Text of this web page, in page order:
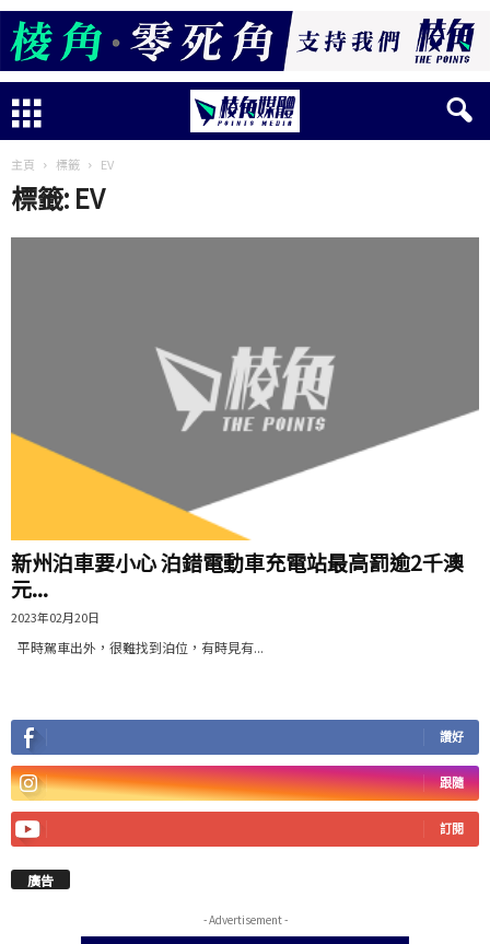
主頁 標籤 EV
標籤: EV
新州泊車要小心 泊錯電動車充電站最高罰逾2千澳
元...
2023年02月20日
平時駕車出外，很難找到泊位，有時見有...
讚好
跟隨
訂閱
廣告
- Advertisement -